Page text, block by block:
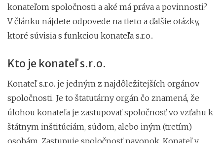
konateľom spoločnosti a aké má práva a povinnosti?
V článku nájdete odpovede na tieto a ďalšie otázky,
ktoré súvisia s funkciou konateľa s.r.o..
Kto je konateľ s.r.o.
Konateľ s.r.o. je jedným z najdôležitejších orgánov
spoločnosti. Je to štatutárny orgán čo znamená, že
úlohou konateľa je zastupovať spoločnosť vo vzťahu k
štátnym inštitúciám, súdom, alebo iným (tretím)
osobám. Zastupuje spoločnosť navonok. Konateľ v